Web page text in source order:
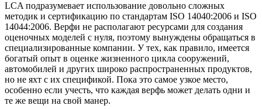
LCA подразумевает использование довольно сложных
методик и сертификацию по стандартам ISO 14040:2006 и ISO
14044:2006. Верфи не располагают ресурсами для создания
оценочных моделей с нуля, поэтому вынуждены обращаться в
специализированные компании. У тех, как правило, имеется
богатый опыт в оценке жизненного цикла сооружений,
автомобилей и других широко распространенных продуктов,
но не яхт с их спецификой. Пока это самое узкое место,
особенно если учесть, что каждая верфь может делать одни и
те же вещи на свой манер.